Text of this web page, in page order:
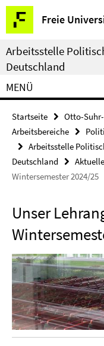
Springe
direkt
zu
Inhalt
Freie
Service-
Navigation
Arbeitsstelle
Deutschland
MENÜ
Startseite
Otto-
Arbeitsbereiche
Arbeitsstelle
Deutschland
Wintersemester 2024/25
Unser